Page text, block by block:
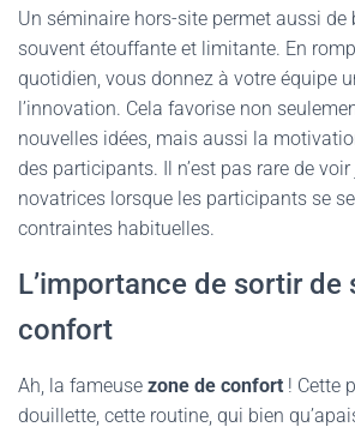
Un séminaire hors-site permet aussi de
souvent étouffante et limitante. En
quotidien, vous donnez à votre équipe
l’innovation. Cela favorise non
nouvelles idées, mais aussi la
des participants. Il n’est pas rare de
novatrices lorsque les participants se
contraintes habituelles.
L’importance de sortir de
confort
Ah, la fameuse zone de confort ! Cette
douillette, cette routine, qui bien